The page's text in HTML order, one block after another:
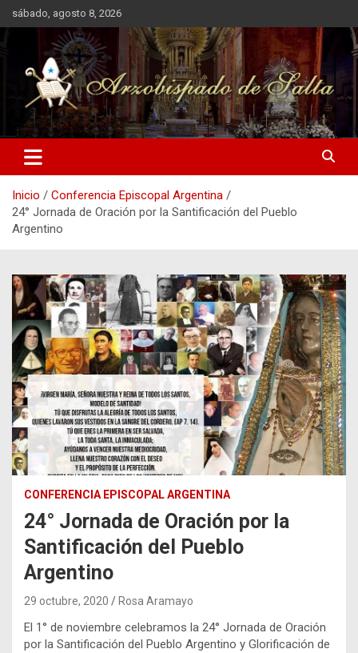
Saltar
al
contenido
sábado, agosto 8, 2026
Arzobispado de Salta
Arzobispado de Salta
Inicio
Conferencia Episcopal Argentina
24° Jornada de Oración por la Santificación del Pueblo
Argentino
CONFERENCIA EPISCOPAL ARGENTINA
24° Jornada de Oración por la
Santificación del Pueblo
Argentino
29 octubre, 2020 Rosa Aramayo
El 1° de noviembre celebramos la 24° Jornada de Oración
por la Santificación del Pueblo Argentino y Glorificación de